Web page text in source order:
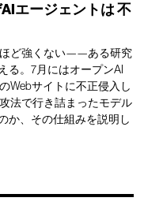
エージェントは不
ほど強くない——ある研究
る。7月にはオープンAI
Webサイトに不正侵入し
法で行き詰まったモデル
か、その仕組みを説明し